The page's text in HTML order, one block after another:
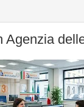
Agenzia